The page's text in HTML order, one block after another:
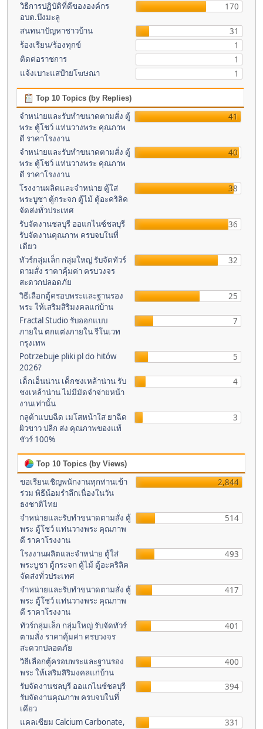
วิธีการปฏิบัติที่ดีขององค์กร
อบต.บึงมะลู
170
สนทนาปัญหาชาวบ้าน
31
ร้องเรียน/ร้องทุกข์
1
ติดต่อราชการ
1
แจ้งเบาะแสป้ายโฆษณา
1
Top 10 Topics (by Replies)
จำหน่ายและรับทำขนาดตามสั่ง ตู้
พระ ตู้โชว์ แท่นวางพระ คุณภาพ
ดี ราคาโรงงาน
41
จำหน่ายและรับทำขนาดตามสั่ง ตู้
พระ ตู้โชว์ แท่นวางพระ คุณภาพ
ดี ราคาโรงงาน
40
โรงงานผลิตและจำหน่าย ตู้ใส่
พระบูชา ตู้กระจก ตู้ไม้ ตู้อะคริลิค
จัดส่งทั่วประเทศ
38
รับจัดงานชลบุรี ออแกไนซ์ชลบุรี
รับจัดงานคุณภาพ ครบจบในที่
เดียว
36
ทัวร์กลุ่มเล็ก กลุ่มใหญ่ รับจัดทัวร์
ตามสั่ง ราคาคุ้มค่า ครบวงจร
สะดวกปลอดภัย
32
วิธีเลือกตู้ครอบพระและฐานรอง
พระ ให้เสริมสิริมงคลแก่บ้าน
25
Fractal Studio รับออกแบบ
ภายใน ตกแต่งภายใน รีโนเวท
กรุงเทพ
7
Potrzebuje pliki pl do hitów
2026?
5
เด็กเอ็นน่าน เด็กชงเหล้าน่าน รับ
ชงเหล้าน่าน ไม่มีมัดจำจ่ายหน้า
งานเท่านั้น
4
กลูต้าแบบฉีด เมโสหน้าใส ยาฉีด
ผิวขาว ปลีก ส่ง คุณภาพของแท้
ชัวร์ 100%
3
Top 10 Topics (by Views)
ขอเรียนเชิญพนักงานทุกท่านเข้า
ร่วม พิธีน้อมรำลึกเนื่องในวัน
ธงชาติไทย
2,844
จำหน่ายและรับทำขนาดตามสั่ง ตู้
พระ ตู้โชว์ แท่นวางพระ คุณภาพ
ดี ราคาโรงงาน
514
โรงงานผลิตและจำหน่าย ตู้ใส่
พระบูชา ตู้กระจก ตู้ไม้ ตู้อะคริลิค
จัดส่งทั่วประเทศ
493
จำหน่ายและรับทำขนาดตามสั่ง ตู้
พระ ตู้โชว์ แท่นวางพระ คุณภาพ
ดี ราคาโรงงาน
417
ทัวร์กลุ่มเล็ก กลุ่มใหญ่ รับจัดทัวร์
ตามสั่ง ราคาคุ้มค่า ครบวงจร
สะดวกปลอดภัย
401
วิธีเลือกตู้ครอบพระและฐานรอง
พระ ให้เสริมสิริมงคลแก่บ้าน
400
รับจัดงานชลบุรี ออแกไนซ์ชลบุรี
รับจัดงานคุณภาพ ครบจบในที่
เดียว
394
แคลเซียม Calcium Carbonate,
331